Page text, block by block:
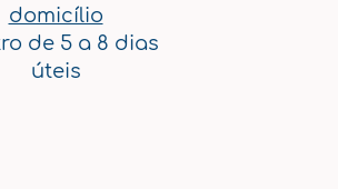
domicílio
de 5 a 8 dias
úteis